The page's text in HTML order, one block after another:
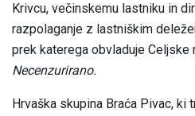
Krivcu, večinskemu lastniku in
razpolaganje z lastniškim
prek katerega obvladuje Celjske
Necenzurirano.
Hrvaška skupina Braća Pivac,